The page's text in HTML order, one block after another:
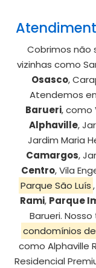
Cobrimos não
vizinhas como
Osasco,
Atendemos
Barueri, como
Alphaville,
Jardim Maria
Camargos,
Centro, Vila
Parque São Luís,
Rami, Parque
Barueri.
condomínios
como Alphaville
Residencial